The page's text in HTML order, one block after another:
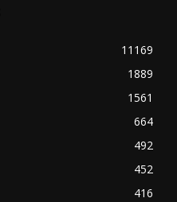
11169
1889
1561
664
492
452
416